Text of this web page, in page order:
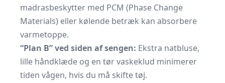
madrasbeskytter med PCM (Phase Change
Materials) eller kølende betræk kan absorbere
varme­toppe.
“Plan B” ved siden af sengen: Ekstra natbluse,
lille håndklæde og en tør vaskeklud minimerer
tiden vågen, hvis du må skifte tøj.